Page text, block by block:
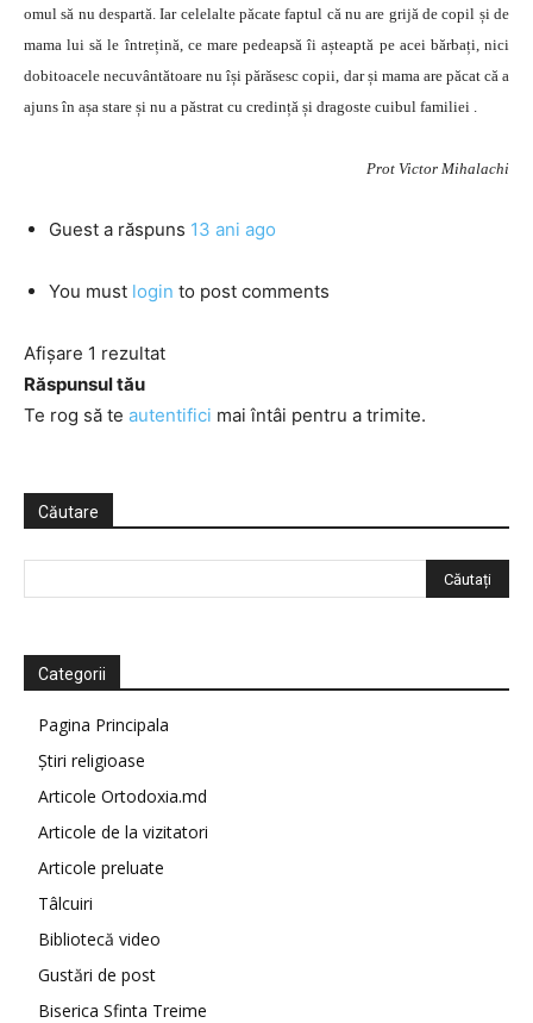
omul să nu despartă. Iar celelalte păcate faptul că nu are grijă de copil și de
mama lui să le întrețină, ce mare pedeapsă îi așteaptă pe acei bărbați, nici
dobitoacele necuvântătoare nu își părăsesc copii, dar și mama are păcat că a
ajuns în așa stare și nu a păstrat cu credință și dragoste cuibul familiei .
Prot Victor Mihalachi
Guest a răspuns 13 ani ago
You must login to post comments
Afișare 1 rezultat
Răspunsul tău
Te rog să te autentifici mai întâi pentru a trimite.
Căutare
Categorii
Pagina Principala
Știri religioase
Articole Ortodoxia.md
Articole de la vizitatori
Articole preluate
Tâlcuiri
Bibliotecă video
Gustări de post
Biserica Sfinta Treime